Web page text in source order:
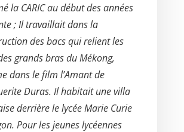
la CARIC au début des années
; Il travaillait dans la
des bacs qui relient les
grands bras du Mékong,
dans le film l’Amant de
Duras. Il habitait une villa
derrière le lycée Marie Curie
Pour les jeunes lycéennes